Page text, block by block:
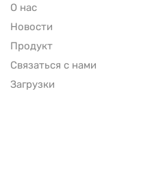
О нас
Новости
Продукт
Связаться с нами
Загрузки